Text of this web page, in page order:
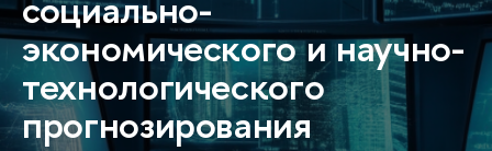
экономического и научно-
технологического
прогнозирования